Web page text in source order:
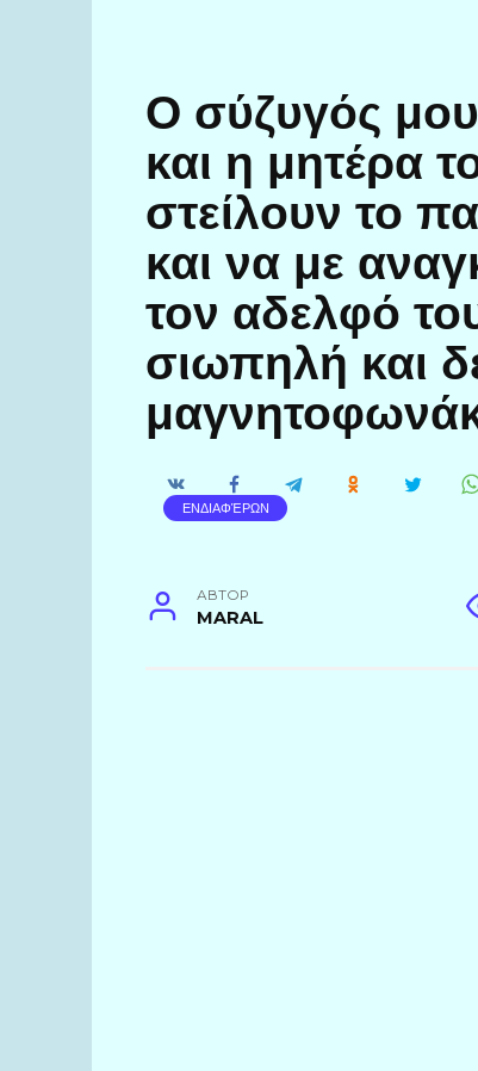
Ο σύζυγός μου
και η μητέρα
στείλουν το
και να με
τον αδελφό
σιωπηλή και
ΕΝΔΙΑΦΈΡΩΝ
АВТОР
MARAL